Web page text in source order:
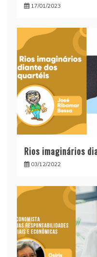
17/01/2023
Rios imaginários
03/12/2022